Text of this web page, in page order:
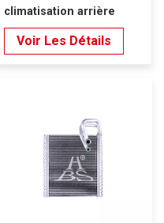
climatisation arrière
pour Mercedes-Benz
Classe V W447 W448
Voir Les Détails